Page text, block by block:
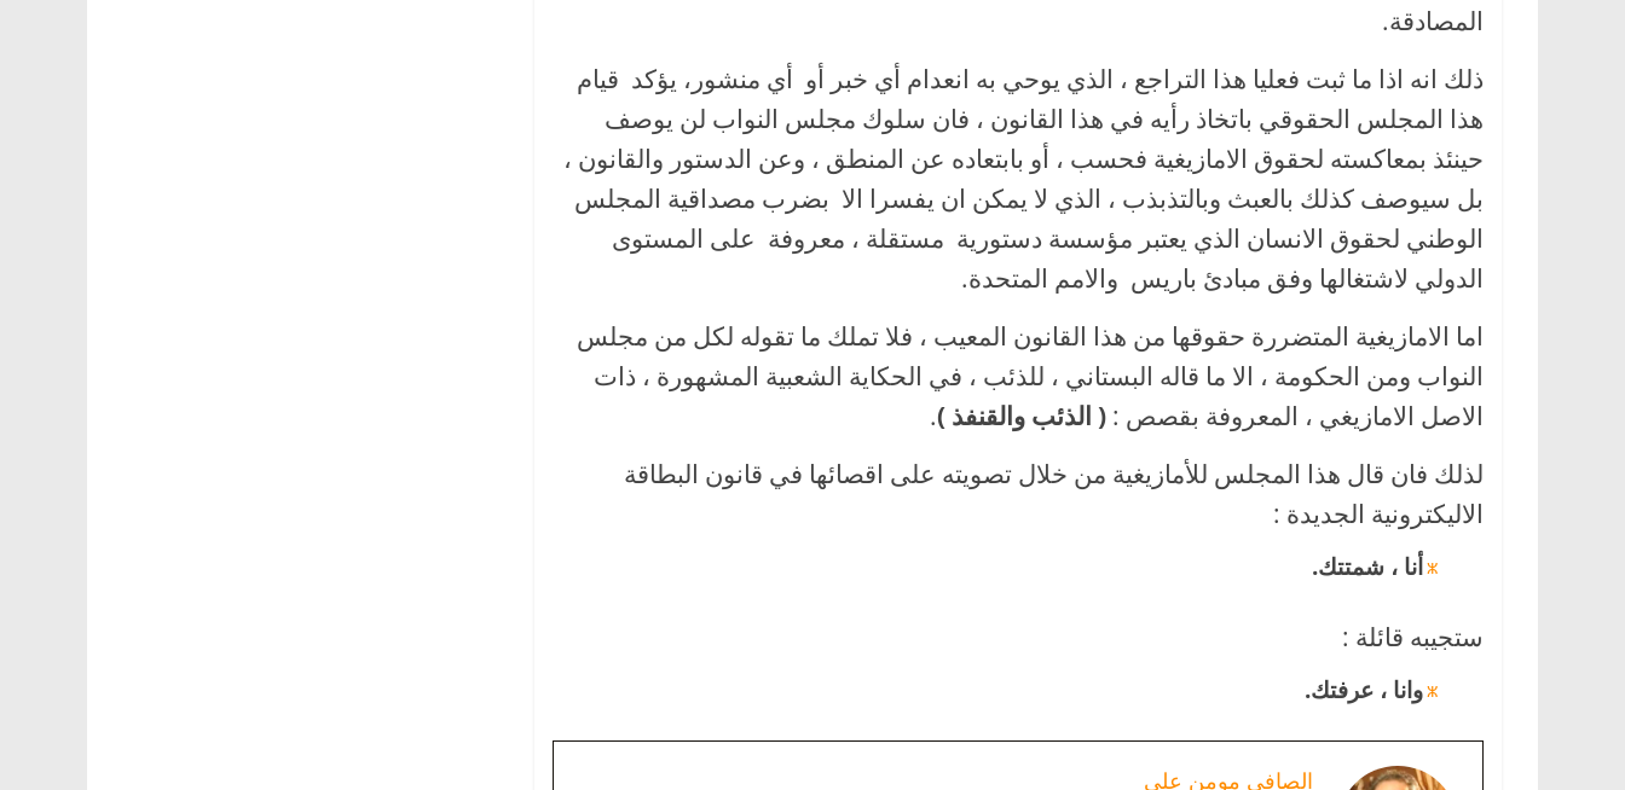
المصادقة.
ذلك انه اذا ما ثبت فعليا هذا التراجع ، الذي يوحي به انعدام أي خبر أو أي منشور، يؤكد قيام
هذا المجلس الحقوقي باتخاذ رأيه في هذا القانون ، فان سلوك مجلس النواب لن يوصف
حينئذ بمعاكسته لحقوق الامازيغية فحسب ، أو بابتعاده عن المنطق ، وعن الدستور والقانون ،
بل سيوصف كذلك بالعبث وبالتذبذب ، الذي لا يمكن ان يفسرا الا بضرب مصداقية المجلس
الوطني لحقوق الانسان الذي يعتبر مؤسسة دستورية مستقلة ، معروفة على المستوى
الدولي لاشتغالها وفق مبادئ باريس والامم المتحدة.
اما الامازيغية المتضررة حقوقها من هذا القانون المعيب ، فلا تملك ما تقوله لكل من مجلس
النواب ومن الحكومة ، الا ما قاله البستاني ، للذئب ، في الحكاية الشعبية المشهورة ، ذات
الاصل الامازيغي ، المعروفة بقصص : ( الذئب والقنفذ ).
لذلك فان قال هذا المجلس للأمازيغية من خلال تصويته على اقصائها في قانون البطاقة
الاليكترونية الجديدة :
أنا ، شمتتك.
ستجيبه قائلة :
وانا ، عرفتك.
الصافي مومن علي